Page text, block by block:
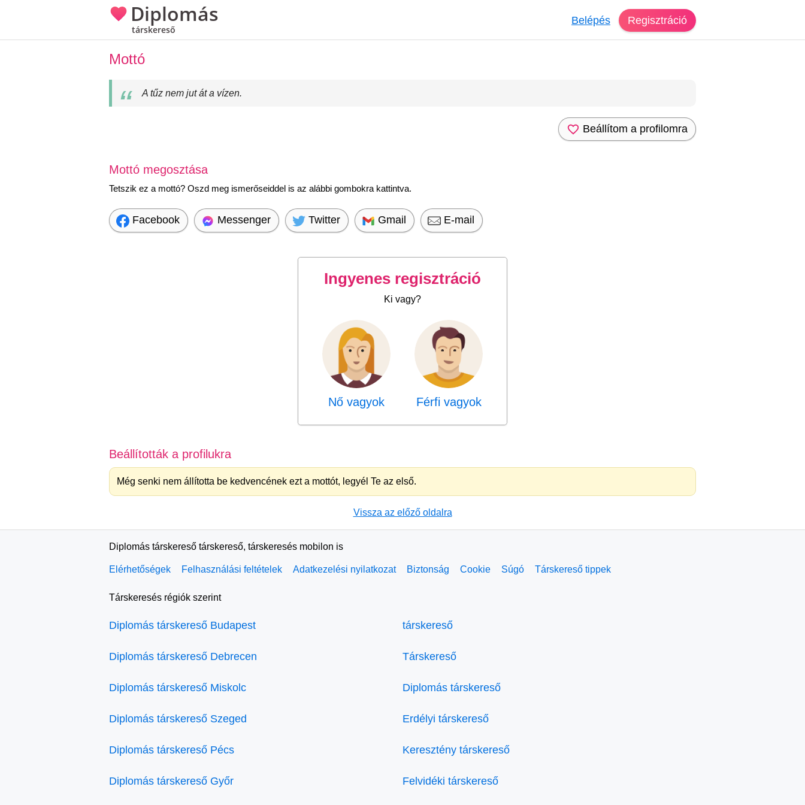
Diplomás
társkereső
Belépés Regisztráció
Mottó
A tűz nem jut át a vízen.
Beállítom a profilomra
Mottó megosztása
Tetszik ez a mottó? Oszd meg ismerőseiddel is az alábbi gombokra kattintva.
Facebook Messenger Twitter Gmail E-mail
Ingyenes regisztráció
Ki vagy?
Nő vagyok Férfi vagyok
Beállították a profilukra
Még senki nem állította be kedvencének ezt a mottót, legyél Te az első.
Vissza az előző oldalra
Diplomás társkereső társkereső, társkeresés mobilon is
Elérhetőségek Felhasználási feltételek Adatkezelési nyilatkozat Biztonság Cookie Súgó Társkereső tippek
Társkeresés régiók szerint
Diplomás társkereső Budapest
Diplomás társkereső Debrecen
Diplomás társkereső Miskolc
Diplomás társkereső Szeged
Diplomás társkereső Pécs
Diplomás társkereső Győr
társkereső
Társkereső
Diplomás társkereső
Erdélyi társkereső
Keresztény társkereső
Felvidéki társkereső